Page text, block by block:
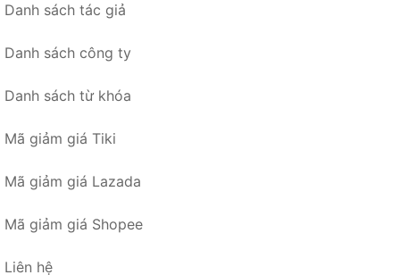
Danh sách tác giả
Danh sách công ty
Danh sách từ khóa
Mã giảm giá Tiki
Mã giảm giá Lazada
Mã giảm giá Shopee
Liên hệ